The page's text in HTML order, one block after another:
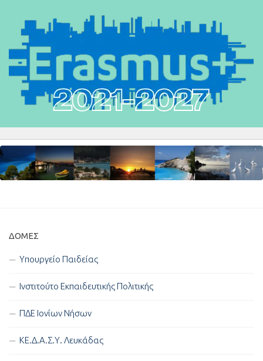
ΔΟΜΈΣ
Υπουργείο Παιδείας
Ινστιτούτο Εκπαιδευτικής Πολιτικής
ΠΔΕ Ιονίων Νήσων
ΚΕ.Δ.Α.Σ.Υ. Λευκάδας